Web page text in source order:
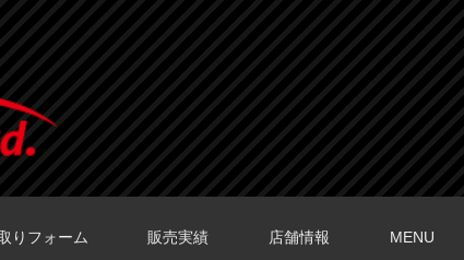
りフォーム 販売実績 店舗情報 MENU